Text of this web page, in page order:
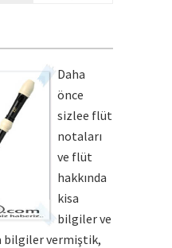
Daha
önce
sizlee flüt
notaları
ve flüt
hakkında
kisa
bilgiler ve
bilgiler vermiştik,